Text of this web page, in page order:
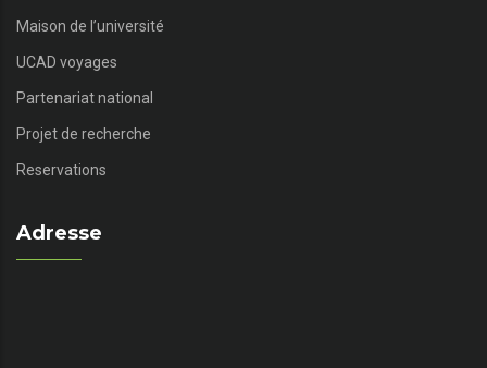
Maison de l’université
UCAD voyages
Partenariat national
Projet de recherche
Reservations
Adresse